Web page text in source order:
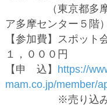
（東京都多摩市
ア多摩センター５階）
【参加費】スポット
１，０００円
【申 込】 https://
mam.co.jp/member/
※売り込みは